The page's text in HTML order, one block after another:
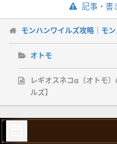
記事・書
モンハンワイルズ攻略｜モ
オトモ
レギオスネコα（オトモ
ルズ】